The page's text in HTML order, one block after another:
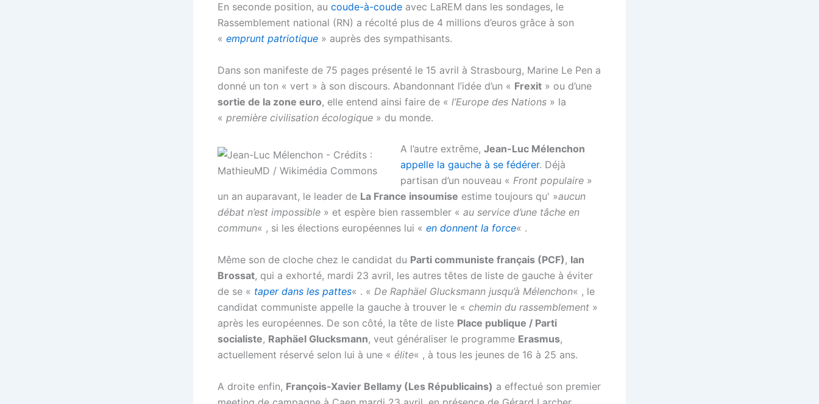
En seconde position, au coude-à-coude avec LaREM dans les sondages, le
Rassemblement national (RN) a récolté plus de 4 millions d’euros grâce à son
« emprunt patriotique » auprès des sympathisants.
Dans son manifeste de 75 pages présenté le 15 avril à Strasbourg, Marine Le Pen a
donné un ton « vert » à son discours. Abandonnant l’idée d’un « Frexit » ou d’une
sortie de la zone euro, elle entend ainsi faire de « l’Europe des Nations » la
« première civilisation écologique » du monde.
A l’autre extrême, Jean-Luc Mélenchon
appelle la gauche à se fédérer. Déjà
partisan d’un nouveau « Front populaire »
un an auparavant, le leader de La France insoumise estime toujours qu' »aucun
débat n’est impossible » et espère bien rassembler « au service d’une tâche en
commun« , si les élections européennes lui « en donnent la force« .
Même son de cloche chez le candidat du Parti communiste français (PCF) , Ian
Brossat, qui a exhorté, mardi 23 avril, les autres têtes de liste de gauche à éviter
de se « taper dans les pattes« . « De Raphäel Glucksmann jusqu’à Mélenchon« , le
candidat communiste appelle la gauche à trouver le « chemin du rassemblement »
après les européennes. De son côté, la tête de liste Place publique / Parti
socialiste, Raphäel Glucksmann, veut généraliser le programme Erasmus,
actuellement réservé selon lui à une « élite« , à tous les jeunes de 16 à 25 ans.
A droite enfin, François-Xavier Bellamy (Les Républicains) a effectué son premier